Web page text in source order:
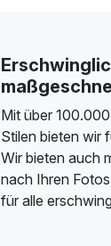
Mit über
Stilen bieten wir
Wir bieten auch
nach Ihren
für alle